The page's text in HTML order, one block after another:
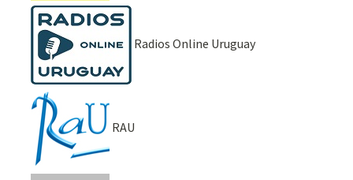
Radios Online Uruguay
RAU